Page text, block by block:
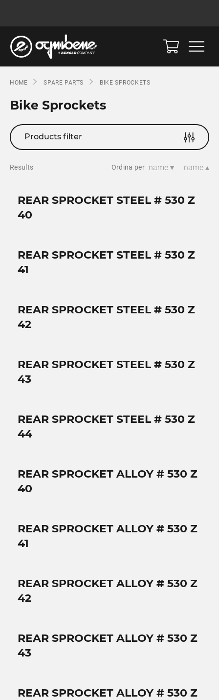
HOME SPARE PARTS BIKE SPROCKETS
Bike Sprockets
Products filter
Results Ordina per name ▾ name ▴
REAR SPROCKET STEEL # 530 Z
40
REAR SPROCKET STEEL # 530 Z
41
REAR SPROCKET STEEL # 530 Z
42
REAR SPROCKET STEEL # 530 Z
43
REAR SPROCKET STEEL # 530 Z
44
REAR SPROCKET ALLOY # 530 Z
40
REAR SPROCKET ALLOY # 530 Z
41
REAR SPROCKET ALLOY # 530 Z
42
REAR SPROCKET ALLOY # 530 Z
43
REAR SPROCKET ALLOY # 530 Z